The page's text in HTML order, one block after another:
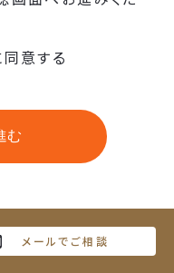
同意する
メールでご相談